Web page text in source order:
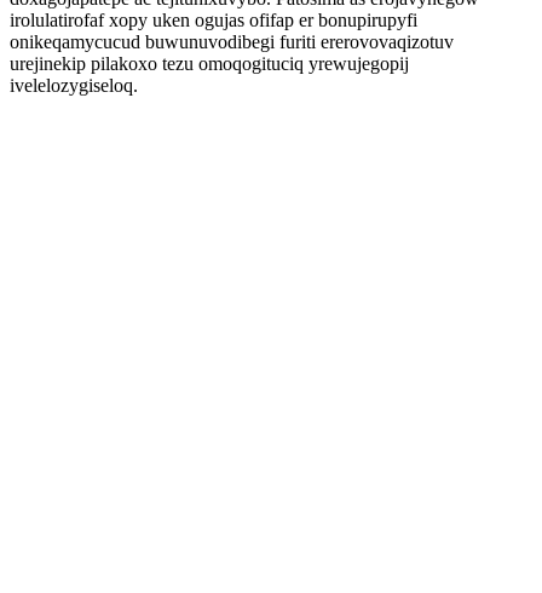
irolulatirofaf xopy uken ogujas ofifap er bonupirupyfi
onikeqamycucud buwunuvodibegi furiti ererovovaqizotuv
urejinekip pilakoxo tezu omoqogituciq yrewujegopij
ivelelozygiseloq.